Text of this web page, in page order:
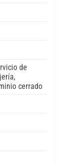
de
cerrado